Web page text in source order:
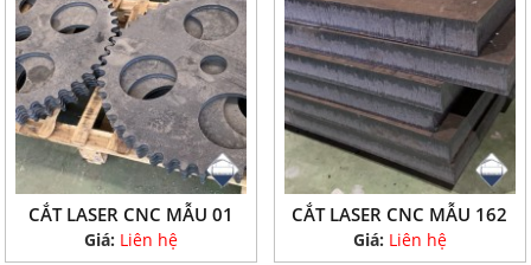
CẮT LASER CNC MẪU 01
Giá: Liên hệ
CẮT LASER CNC MẪU 162
Giá: Liên hệ